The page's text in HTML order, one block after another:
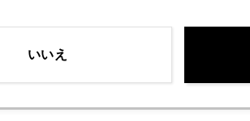
いいえ